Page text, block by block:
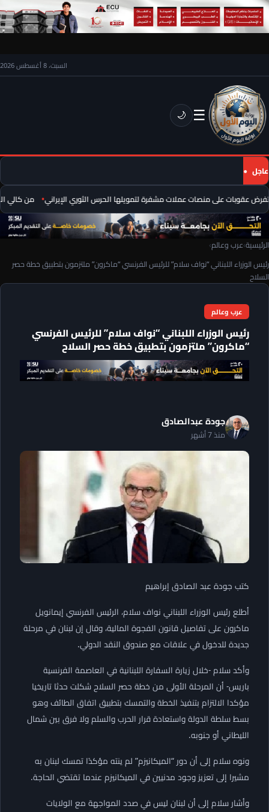
السبت، 8 أغسطس 2026
☰
🌙
عاجل
عقوبات على منصات عملات مشفرة لتمويلها الحرس الثوري الإيراني من كالي
الرئيسية›عرب وعالم›
رئيس الوزراء اللبناني “نواف سلام” للرئيس الفرنسي “ماكرون” ملتزمون بتطبيق خطة حصر
السلاح
عرب وعالم
رئيس الوزراء اللبناني “نواف سلام” للرئيس الفرنسي
“ماكرون” ملتزمون بتطبيق خطة حصر السلاح
جودة عبدالصادق
منذ 7 أشهر
كتب جودة عبد الصادق إبراهيم
أطلع رئيس الوزراء اللبناني نواف سلام، الرئيس الفرنسي إيمانويل
ماكرون على تفاصيل قانون الفجوة المالية، وقال إن لبنان في مرحلة
جديدة للدخول في علاقات مع صندوق النقد الدولي.
وأكد سلام -خلال زيارة السفارة اللبنانية في العاصمة الفرنسية
باريس- أن المرحلة الأولى من خطة حصر السلاح شكلت حدثا تاريخيا
مؤكدا الالتزام بتنفيذ الخطة والتمسك بتطبيق اتفاق الطائف وهو
بسط سلطة الدولة واستعادة قرار الحرب والسلم ولا فرق بين شمال
الليطاني أو جنوبه.
ونوه سلام إلى أن دور “الميكانيزم” لم ينته مؤكدًا تمسك لبنان به
مشيرا إلى تعزيز وجود مدنيين في الميكانيزم عندما تقتضي الحاجة.
وأشار سلام إلى أن لبنان ليس في صدد المواجهة مع الولايات